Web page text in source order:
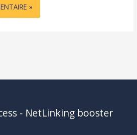
- NetLinking booster